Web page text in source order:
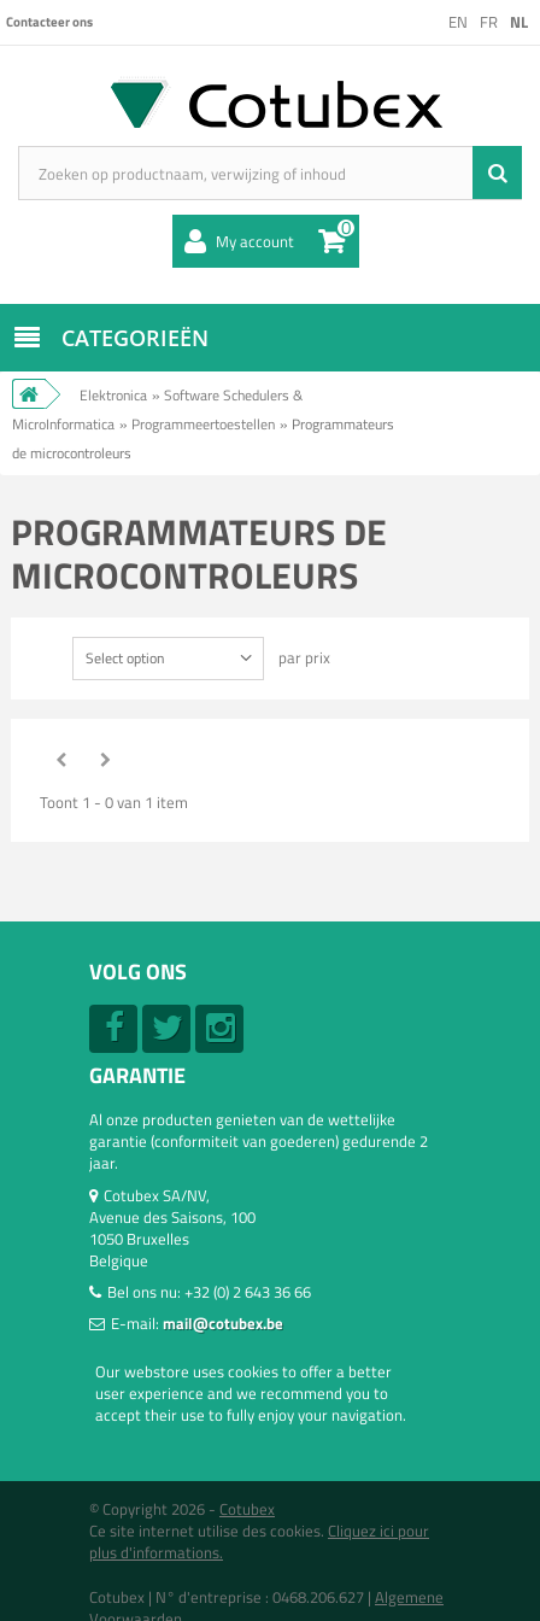
EN FR NL
Contacteer ons
My account 0
CATEGORIEËN
Elektronica » Software Schedulers &
MicroInformatica » Programmeertoestellen » Programmateurs
de microcontroleurs
PROGRAMMATEURS DE
MICROCONTROLEURS
Select option par prix
Toont 1 - 0 van 1 item
VOLG ONS
GARANTIE
Al onze producten genieten van de wettelijke
garantie (conformiteit van goederen) gedurende 2
jaar.
Cotubex SA/NV,
Avenue des Saisons, 100
1050 Bruxelles
Belgique
Bel ons nu: +32 (0) 2 643 36 66
E-mail: mail@cotubex.be
Our webstore uses cookies to offer a better
user experience and we recommend you to
accept their use to fully enjoy your navigation.
© Copyright 2026 - Cotubex
Ce site internet utilise des cookies. Cliquez ici pour
plus d'informations.
Cotubex | N° d'entreprise : 0468.206.627 | Algemene